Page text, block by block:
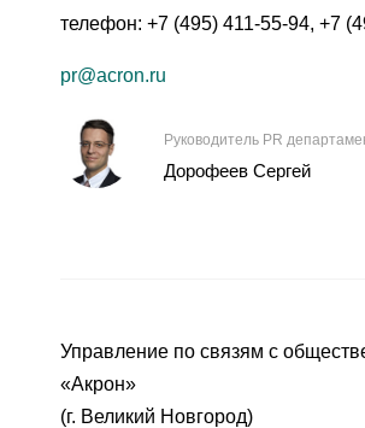
телефон: +7 (495) 411-55-94, +7
pr@acron.ru
Руководитель PR
Дорофеев Сергей
Управление по связям с
«Акрон»
(г. Великий Новгород)